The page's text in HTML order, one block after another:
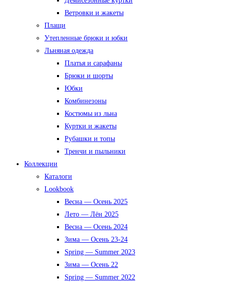
Ветровки и жакеты
Плащи
Утепленные брюки и юбки
Льняная одежда
Платья и сарафаны
Брюки и шорты
Юбки
Комбинезоны
Костюмы из льна
Куртки и жакеты
Рубашки и топы
Тренчи и пыльники
Коллекции
Каталоги
Lookbook
Весна — Осень 2025
Лето — Лён 2025
Весна — Осень 2024
Зима — Осень 23-24
Spring — Summer 2023
Зима — Осень 22
Spring — Summer 2022